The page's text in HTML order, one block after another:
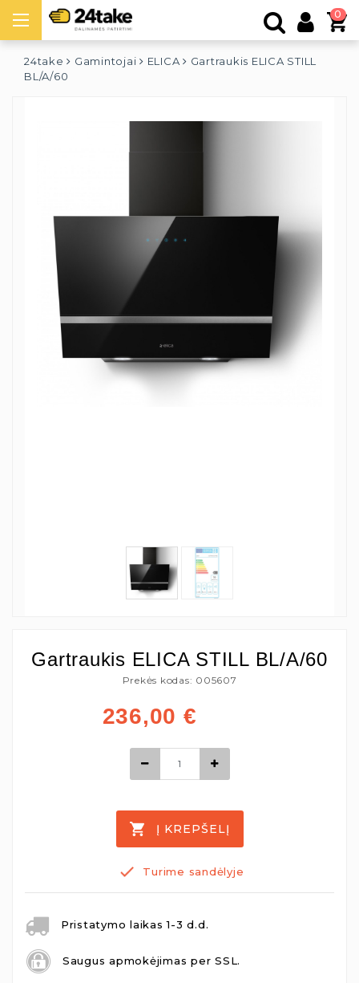
0
24take Gamintojai ELICA
Gartraukis ELICA STILL
BL/A/60
Gartraukis ELICA STILL BL/A/60
Prekės kodas: 005607
236,00 €
Į KREPŠELĮ
Turime sandėlyje
Pristatymo laikas 1-3 d.d.
Saugus apmokėjimas per SSL.